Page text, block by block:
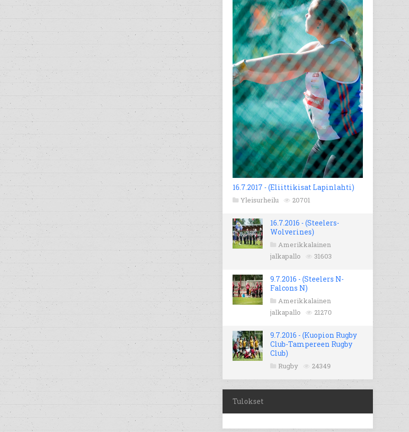
16.7.2017 - (Eliittikisat Lapinlahti)
Yleisurheilu 20701
16.7.2016 - (Steelers-
Wolverines)
Amerikkalainen
jalkapallo
31603
9.7.2016 - (Steelers N-
Falcons N)
Amerikkalainen
jalkapallo
21270
9.7.2016 - (Kuopion Rugby
Club-Tampereen Rugby
Club)
Rugby 24349
Tulokset